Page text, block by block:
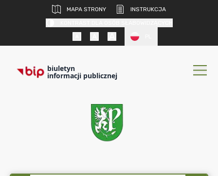
MAPA STRONY
INSTRUKCJA
biuletyn
informacji publicznej